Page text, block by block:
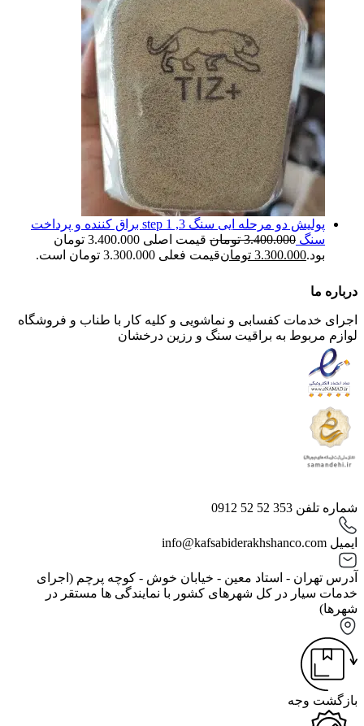
پولیش دو مرحله ایی سنگ step 1 ,3 براق کننده و پرداخت
سنگ 3.400.000 تومان
قیمت اصلی 3.400.000 تومان
بود.3.300.000 تومانقیمت فعلی 3.300.000 تومان است.
درباره ما
اجرای خدمات کفسابی و نماشویی و کلیه کار با طناب و فروشگاه
لوازم مربوط به براقیت سنگ و رزین درخشان
شماره تلفن 353 52 52 0912
ایمیل info@kafsabiderakhshanco.com
آدرس تهران - استاد معین - خیابان خوش - کوچه پرچم (اجرای
خدمات سیار در کل شهرهای کشور با نمایندگی ها مستقر در
شهرها)
بازگشت وجه